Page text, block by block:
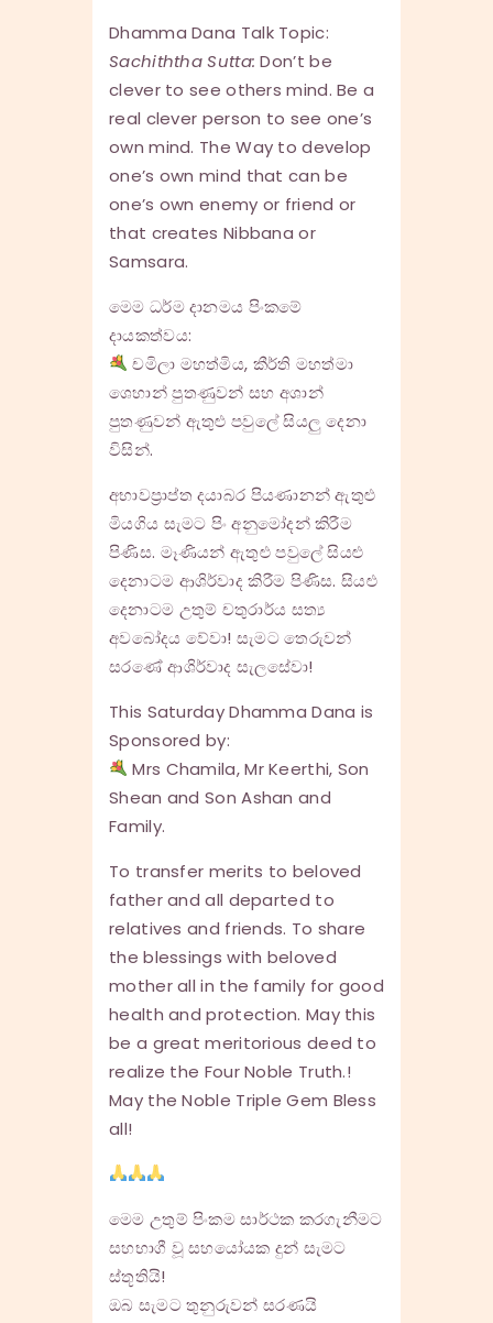
Dhamma Dana Talk Topic:
Sachiththa Sutta: Don’t be
clever to see others mind. Be a
real clever person to see one’s
own mind. The Way to develop
one’s own mind that can be
one’s own enemy or friend or
that creates Nibbana or
Samsara.
මෙම ධර්ම දානමය පිංකමේ
දායකත්වය:
චමිලා මහත්මිය, කීර්ති මහත්මා
ශෙහාන් පුතණුවන් සහ අශාන්
පුතණුවන් ඇතුළු පවුලේ සියලු දෙනා
විසින්.
අභාවප්‍රාප්ත දයාබර පියණානන් ඇතුළු
මියගිය සැමට පිං අනුමෝදන් කිරීම
පිණිස. මෑණියන් ඇතුළු පවුලේ සියළු
දෙනාටම ආශිර්වාද කිරීම පිණිස. සියළු
දෙනාටම උතුම් චතුරාර්ය සත්‍ය
අවබෝදය වේවා! සැමට තෙරුවන්
සරණේ ආශිර්වාද සැලසේවා!
This Saturday Dhamma Dana is
Sponsored by:
Mrs Chamila, Mr Keerthi, Son
Shean and Son Ashan and
Family.
To transfer merits to beloved
father and all departed to
relatives and friends. To share
the blessings with beloved
mother all in the family for good
health and protection. May this
be a great meritorious deed to
realize the Four Noble Truth.!
May the Noble Triple Gem Bless
all!
මෙම උතුම් පිංකම සාර්ථක කරගැනීමට
සහභාගී වූ සහයෝයක දුන් සැමට
ස්තූතියි!
ඔබ සැමට තුනුරුවන් සරණයි